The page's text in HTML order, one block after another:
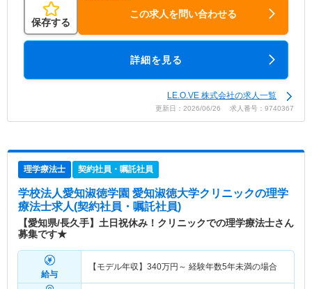
保存する
この求人を問い合わせる
詳細を見る
LE.O.VE 株式会社の求人一覧
更新日：2026/06/26 求人番号：9740367
理学療法士 契約社員・嘱託社員
学校法人愛知淑徳学園 愛知淑徳大学クリニックの理学
療法士求人(契約社員・嘱託社員)
【愛知県/長久手】土日祝休み！クリニックでの理学療法士さん
募集です★
給与
【モデル年収】 340万円～ 経験年数5年未満の場合